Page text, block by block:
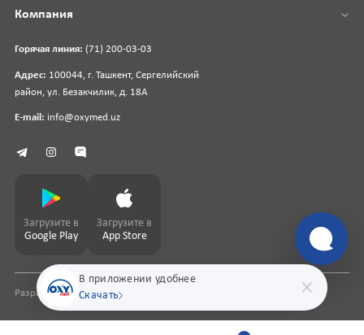
В приложении удобнее
Скачать
Горячая линия: (71) 200-03-03
Адрес: 100044, г. Ташкент, Сергелийский
район, ул. Безакчилик, д. 18А
E-mail: info@oxymed.uz
Компания
Загрузите в
Google Play
Загрузите в
App Store
Разработка сайтаpharmit.uz